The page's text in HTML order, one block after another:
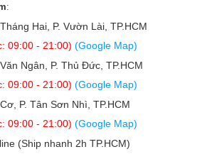
:
Hai, P. Vườn Lài, TP.HCM
09:00 - 21:00) (Google Map)
Ngân, P. Thủ Đức, TP.HCM
09:00 - 21:00) (Google Map)
P. Tân Sơn Nhì, TP.HCM
09:00 - 21:00) (Google Map)
(Ship nhanh 2h TP.HCM)